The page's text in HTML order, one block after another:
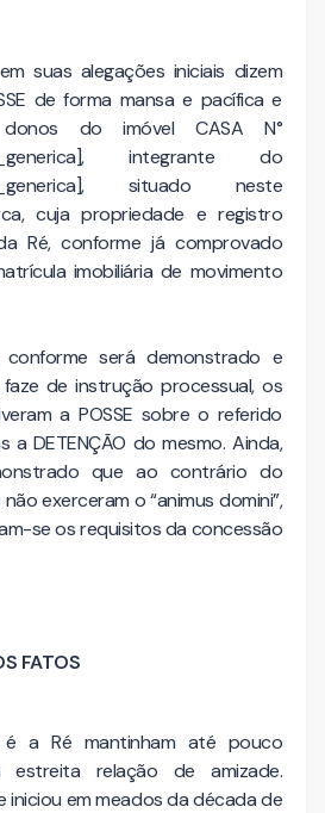
suas alegações iniciais dizem
de forma mansa e pacífica e
do imóvel CASA N°
integrante do
situado neste
cuja propriedade e registro
Ré, conforme já comprovado
imobiliária de movimento
será demonstrado e
de instrução processual, os
a POSSE sobre o referido
a DETENÇÃO do mesmo. Ainda,
que ao contrário do
exerceram o “animus domini”,
se os requisitos da concessão
FATOS
a Ré mantinham até pouco
relação de amizade.
iniciou em meados da década de